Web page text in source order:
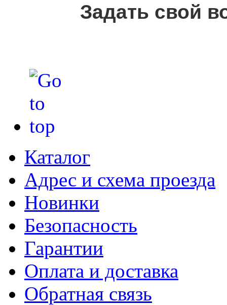
Задать свой
Каталог
Адрес и схема проезда
Новинки
Безопасность
Гарантии
Оплата и доставка
Обратная связь